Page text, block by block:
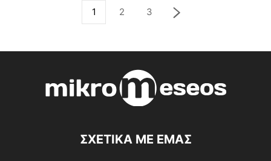
1 2 3
ΣΧΕΤΙΚΑ ΜΕ ΕΜΑΣ